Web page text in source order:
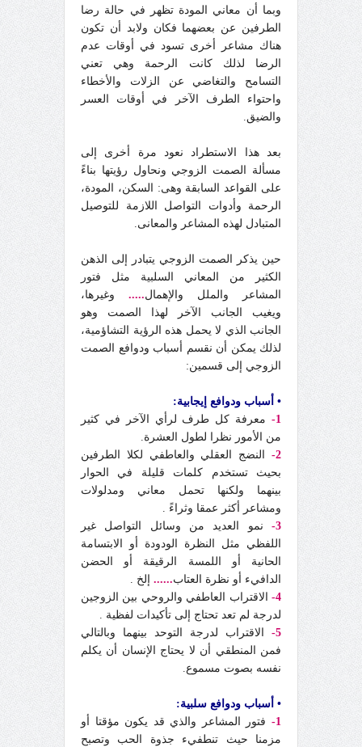
وبما أن معاني المودة تظهر في حالة رضا
الطرفين عن بعضهما فكان ولابد أن تكون
هناك مشاعر أخرى تسود في أوقات عدم
الرضا لذلك كانت الرحمة وهي تعني
التسامح والتغاضي عن الزلات والأخطاء
واحتواء الطرف الآخر في أوقات العسر
والضيق.
بعد هذا الاستطراد نعود مرة أخرى إلى
مسألة الصمت الزوجي ونحاول رؤيتها بناءً
على القواعد السابقة وهى: السكن، المودة،
الرحمة وأدوات التواصل اللازمة للتوصيل
المتبادل لهذه المشاعر والمعانى.
حين يذكر الصمت الزوجي يتبادر إلى الذهن
الكثير من المعاني السلبية مثل فتور
المشاعر والملل والإهمال..... وغيرها،
ويغيب الجانب الآخر لهذا الصمت وهو
الجانب الذي لا يحمل هذه الرؤية التشاؤمية،
لذلك يمكن أن نقسم أسباب ودوافع الصمت
الزوجي إلى قسمين:
• أسباب ودوافع إيجابية:
1-
معرفة كل طرف لرأي الآخر في كثير
من الأمور نظرا لطول العشرة.
2-
النضج العقلي والعاطفي لكلا الطرفين
بحيث تستخدم كلمات قليلة في الحوار
بينهما ولكنها تحمل معاني ومدلولات
ومشاعر أكثر عمقا وثراءً .
3-
نمو العديد من وسائل التواصل غير
اللفظي مثل النظرة الودودة أو الابتسامة
الحانية أو اللمسة الرقيقة أو الحضن
الدافيء أو نظرة العتاب...... إلخ .
4-
الاقتراب العاطفي والروحي بين الزوجين
لدرجة لم تعد تحتاج إلى تأكيدات لفظية .
5-
الاقتراب لدرجة التوحد بينهما وبالتالي
فمن المنطقي أن لا يحتاج الإنسان أن يكلم
نفسه بصوت مسموع.
• أسباب ودوافع سلبية:
1-
فتور المشاعر والذي قد يكون مؤقتا أو
مزمنا حيث تنطفيء جذوة الحب وتصبح